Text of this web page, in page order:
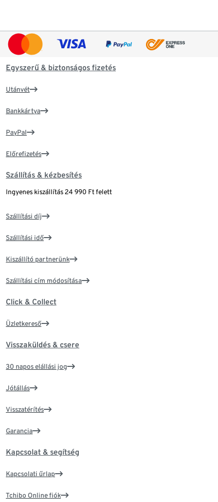
Egyszerű & biztonságos fizetés
Utánvét
Bankkártya
PayPal
Előrefizetés
Szállítás & kézbesítés
Ingyenes kiszállítás 24 990 Ft felett
Szállítási díj
Szállítási idő
Kiszállító partnerünk
Szállítási cím módosítása
Click & Collect
Üzletkereső
Visszaküldés & csere
30 napos elállási jog
Jótállás
Visszatérítés
Garancia
Kapcsolat & segítség
Kapcsolati űrlap
Tchibo Online fiók